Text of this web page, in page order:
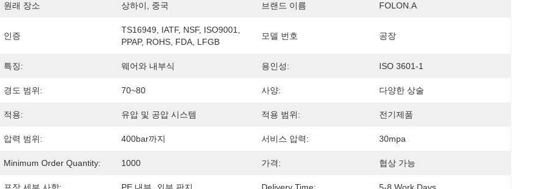
원래 장소 상하이, 중국 브랜드 이름 FOLON.A
인증
TS16949, IATF, NSF, ISO9001,
PPAP, ROHS, FDA, LFGB
모델 번호 공장
특징: 웨어와 내부식 용인성: ISO 3601-1
경도 범위: 70~80 사양: 다양한 상술
적용: 유압 및 공압 시스템 적용 범위: 전기제품
압력 범위: 400bar까지 서비스 압력: 30mpa
Minimum Order Quantity: 1000 가격: 협상 가능